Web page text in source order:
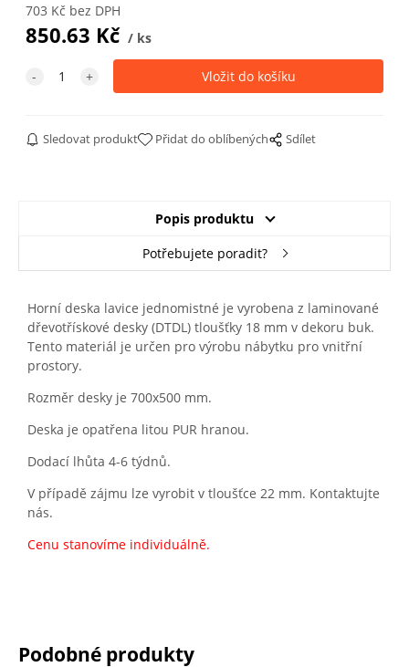
703 Kč bez DPH
850.63 Kč ks
Sledovat produkt Přidat do oblíbených Sdílet
Popis produktu
Potřebujete poradit?
Horní deska lavice jednomistné je vyrobena z laminované
dřevotřískové desky (DTDL) tloušťky 18 mm v dekoru buk.
Tento materiál je určen pro výrobu nábytku pro vnitřní
prostory.
Rozměr desky je 700x500 mm.
Deska je opatřena litou PUR hranou.
Dodací lhůta 4-6 týdnů.
V případě zájmu lze vyrobit v tloušťce 22 mm. Kontaktujte
nás.
Cenu stanovíme individuálně.
Podobné produkty